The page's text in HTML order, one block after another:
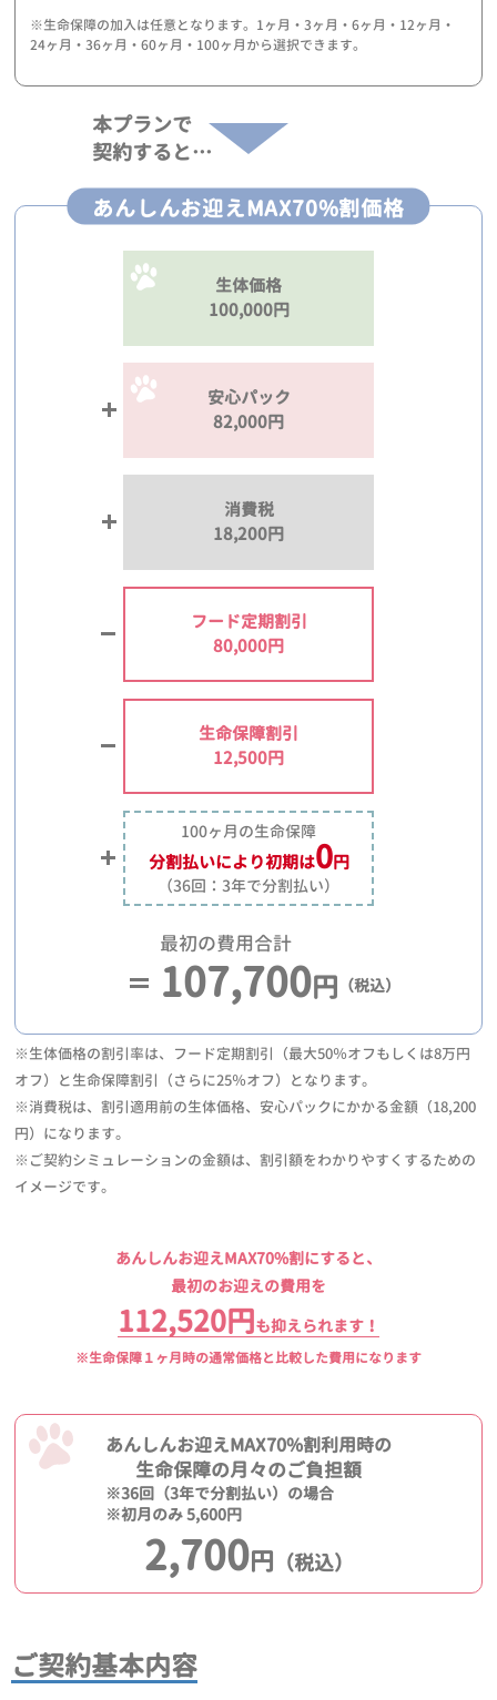
※生命保障の加入は任意となります。1ヶ月・3ヶ月・6ヶ月・12ヶ月・
24ヶ月・36ヶ月・60ヶ月・100ヶ月から選択できます。
本プランで
契約すると…
あんしんお迎えMAX70%割価格
生体価格
100,000円
安心パック
82,000円
消費税
18,200円
フード定期割引
80,000円
生命保障割引
12,500円
100ヶ月の生命保障
分割払いにより初期は0円
（36回：3年で分割払い）
最初の費用合計
107,700円 （税込）
※生体価格の割引率は、フード定期割引（最大50％オフもしくは8万円
オフ）と生命保障割引（さらに25％オフ）となります。
※消費税は、割引適用前の生体価格、安心パックにかかる金額（18,200
円）になります。
※ご契約シミュレーションの金額は、割引額をわかりやすくするための
イメージです。
あんしんお迎えMAX70%割にすると、
最初のお迎えの費用を
112,520円も抑えられます！
※生命保障１ヶ月時の通常価格と比較した費用になります
あんしんお迎えMAX70%割利用時の
生命保障の月々のご負担額
※36回（3年で分割払い）の場合
※初月のみ 5,600円
2,700円 （税込）
ご契約基本内容